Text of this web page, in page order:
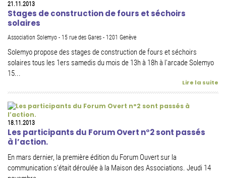
21.11.2013
Stages de construction de fours et séchoirs
solaires
Association Solemyo - 15 rue des Gares - 1201 Genève
Solemyo propose des stages de construction de fours et séchoirs
solaires tous les 1ers samedis du mois de 13h à 18h à l'arcade Solemyo
15...
Lire la suite
18.11.2013
Les participants du Forum Overt n°2 sont passés
à l’action.
En mars dernier, la première édition du Forum Ouvert sur la
communication s'était déroulée à la Maison des Associations. Jeudi 14